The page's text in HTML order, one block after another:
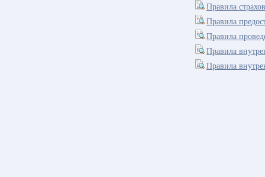
Правила
Правила
Правила
Правила
Правила